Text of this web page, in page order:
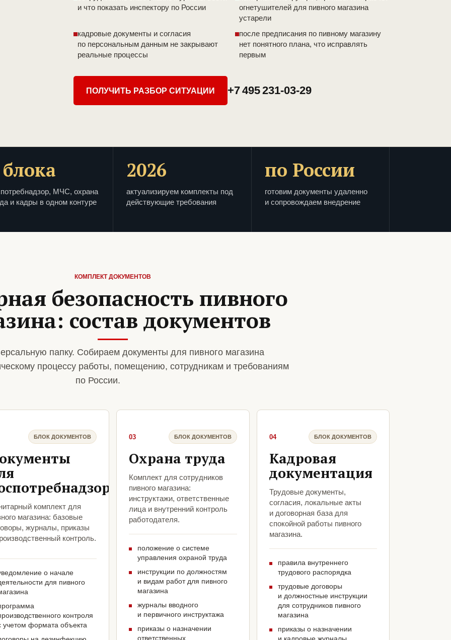
и что показать инспектору по России
огнетушителей для пивного магазина
устарели
кадровые документы и согласия
по персональным данным не закрывают
реальные процессы
после предписания по пивному магазину
нет понятного плана, что исправлять
первым
ПОЛУЧИТЬ РАЗБОР СИТУАЦИИ +7 495 231-03-29
МЧС, охрана
и кадры в одном контуре
2026
актуализируем комплекты под
действующие требования
по России
готовим документы удаленно
и сопровождаем внедрение
КОМПЛЕКТ ДОКУМЕНТОВ
безопасность пивного
состав документов
папку. Собираем документы для пивного магазина
процессу работы, помещению, сотрудникам и требованиям
по России.
БЛОК ДОКУМЕНТОВ
комплект для
магазина: базовые
журналы, приказы
контроль.
о начале
для пивного
контроля
учетом формата объекта
03 БЛОК ДОКУМЕНТОВ
Охрана труда
Комплект для сотрудников
пивного магазина:
инструктажи, ответственные
лица и внутренний контроль
работодателя.
положение о системе
управления охраной труда
инструкции по должностям
и видам работ для пивного
магазина
журналы вводного
и первичного инструктажа
приказы о назначении
ответственных
04 БЛОК ДОКУМЕНТОВ
Кадровая
документация
Трудовые документы,
согласия, локальные акты
и договорная база для
спокойной работы пивного
магазина.
правила внутреннего
трудового распорядка
трудовые договоры
и должностные инструкции
для сотрудников пивного
магазина
приказы о назначении